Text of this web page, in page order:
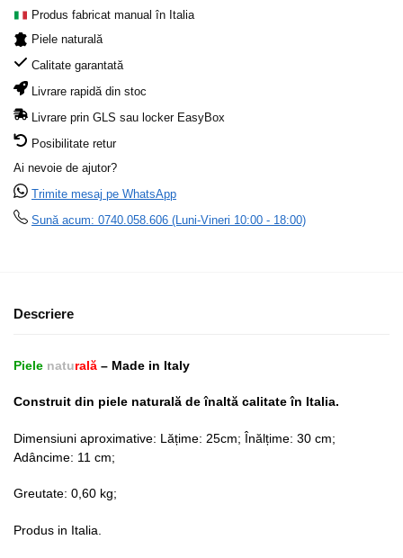
Produs fabricat manual în Italia
Piele naturală
Calitate garantată
Livrare rapidă din stoc
Livrare prin GLS sau locker EasyBox
Posibilitate retur
Ai nevoie de ajutor?
Trimite mesaj pe WhatsApp
Sună acum: 0740.058.606 (Luni-Vineri 10:00 - 18:00)
Descriere
Piele naturală – Made in Italy
Construit din piele naturală de înaltă calitate în Italia.
Dimensiuni aproximative: Lățime: 25cm; Înălțime: 30 cm;
Adâncime: 11 cm;
Greutate: 0,60 kg;
Produs in Italia.